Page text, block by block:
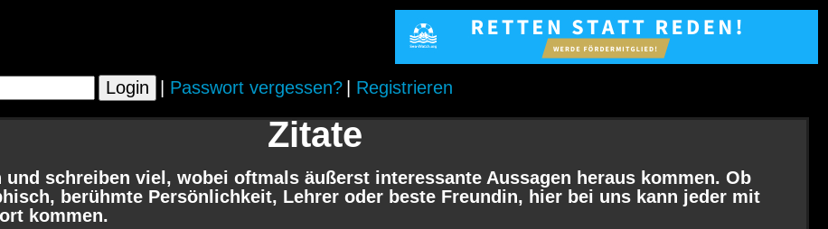
Passwort vergessen? Registrieren
Zitate
und schreiben viel, wobei oftmals äußerst interessante Aussagen heraus kommen. Ob
berühmte Persönlichkeit, Lehrer oder beste Freundin, hier bei uns kann jeder mit
kommen.